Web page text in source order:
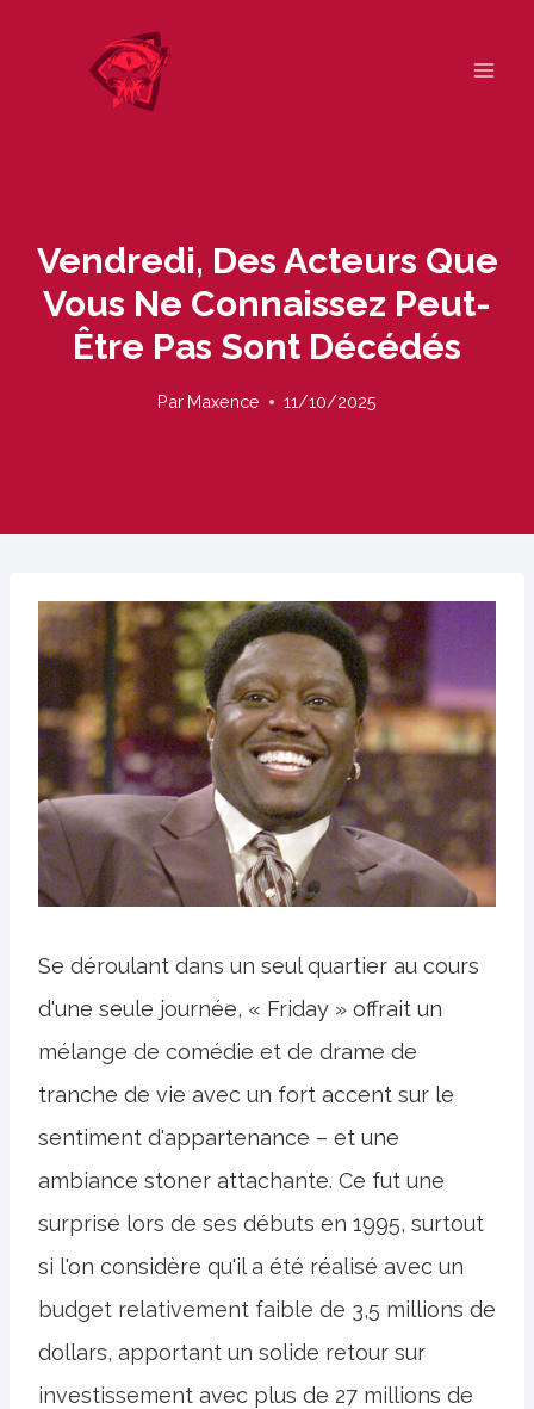
Vendredi, Des Acteurs Que
Vous Ne Connaissez Peut-
Être Pas Sont Décédés
Par Maxence 11/10/2025
Se déroulant dans un seul quartier au cours
d'une seule journée, « Friday » offrait un
mélange de comédie et de drame de
tranche de vie avec un fort accent sur le
sentiment d'appartenance – et une
ambiance stoner attachante. Ce fut une
surprise lors de ses débuts en 1995, surtout
si l'on considère qu'il a été réalisé avec un
budget relativement faible de 3,5 millions de
dollars, apportant un solide retour sur
investissement avec plus de 27 millions de